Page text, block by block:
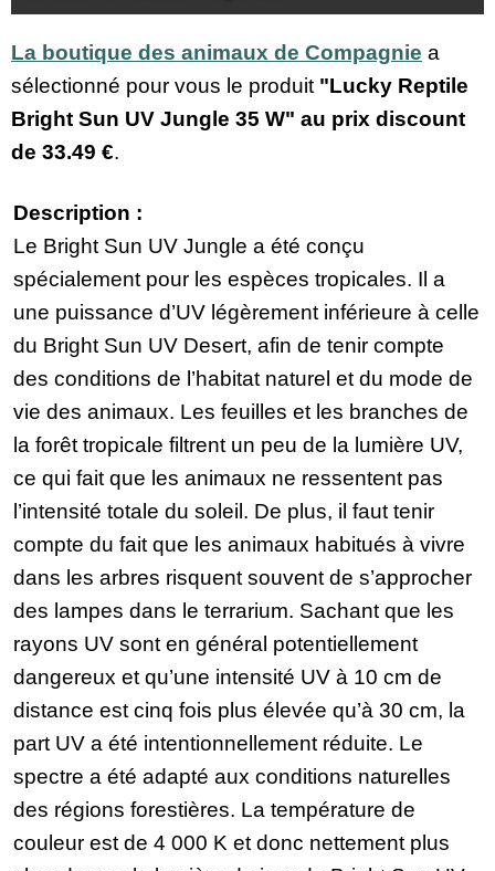
La boutique des animaux de Compagnie a
sélectionné pour vous le produit "Lucky Reptile
Bright Sun UV Jungle 35 W" au prix discount
de 33.49 €.
Description :
Le Bright Sun UV Jungle a été conçu
spécialement pour les espèces tropicales. Il a
une puissance d’UV légèrement inférieure à celle
du Bright Sun UV Desert, afin de tenir compte
des conditions de l’habitat naturel et du mode de
vie des animaux. Les feuilles et les branches de
la forêt tropicale filtrent un peu de la lumière UV,
ce qui fait que les animaux ne ressentent pas
l’intensité totale du soleil. De plus, il faut tenir
compte du fait que les animaux habitués à vivre
dans les arbres risquent souvent de s’approcher
des lampes dans le terrarium. Sachant que les
rayons UV sont en général potentiellement
dangereux et qu’une intensité UV à 10 cm de
distance est cinq fois plus élevée qu’à 30 cm, la
part UV a été intentionnellement réduite. Le
spectre a été adapté aux conditions naturelles
des régions forestières. La température de
couleur est de 4 000 K et donc nettement plus